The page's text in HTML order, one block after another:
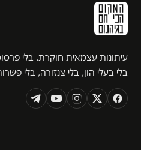
עיתונות עצמאית חוקרת. בלי
בלי בעלי הון, בלי צנזורה, בלי